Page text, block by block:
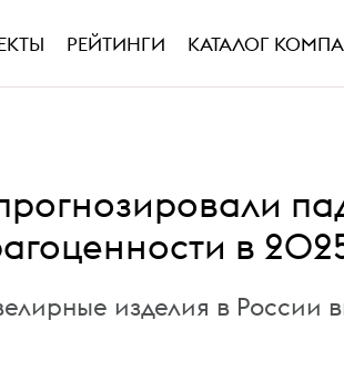
РЕЙТИНГИ КАТАЛОГ
в
изделия в России